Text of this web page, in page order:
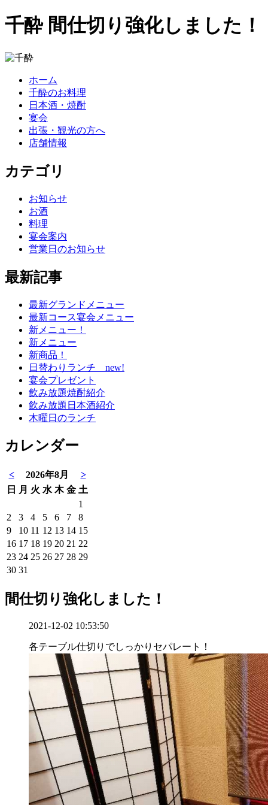
千酔 間仕切り強化しました！
ホーム
千酔のお料理
日本酒・焼酎
宴会
出張・観光の方へ
店舗情報
カテゴリ
お知らせ
お酒
料理
宴会案内
営業日のお知らせ
最新記事
最新グランドメニュー
最新コース宴会メニュー
新メニュー！
新メニュー
新商品！
日替わりランチ new!
宴会プレゼント
飲み放題焼酎紹介
飲み放題日本酒紹介
木曜日のランチ
カレンダー
< 2026年8月
>
日
月 火 水 木 金 土
1
2
3 4 5 6 7
8
9
10 11 12 13 14 15
16 17 18 19 20 21 22
23 24 25 26 27 28 29
30 31
間仕切り強化しました！
2021-12-02 10:53:50
各テーブル仕切りでしっかりセパレート！